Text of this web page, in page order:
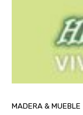
MADERA & MUEBLE